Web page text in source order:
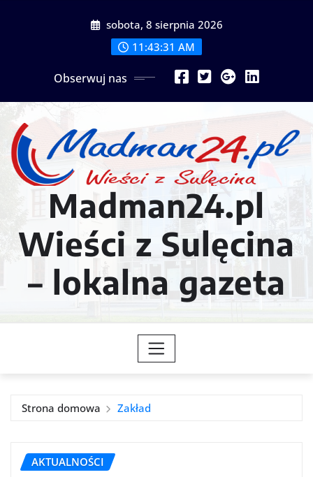
sobota, 8 sierpnia 2026
11:43:34 AM
Obserwuj nas
Madman24.pl
Wieści z Sulęcina
– lokalna gazeta
Strona domowa Zakład
AKTUALNOŚCI